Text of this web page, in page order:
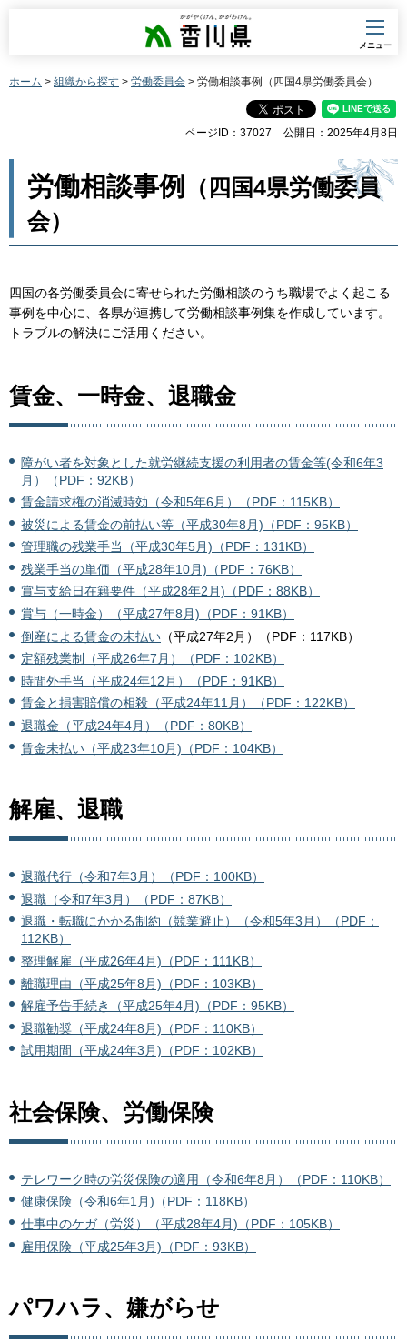
香川県
メニュー
ホーム > 組織から探す > 労働委員会 > 労働相談事例（四国4県労働委員会）
ページID：37027 公開日：2025年4月8日
労働相談事例
（四国4県労働委員
会）
四国の各労働委員会に寄せられた労働相談のうち職場でよく起こる
事例を中心に、各県が連携して労働相談事例集を作成しています。
トラブルの解決にご活用ください。
賃金、一時金、退職金
障がい者を対象とした就労継続支援の利用者の賃金等(令和6年3
月）（PDF：92KB）
賃金請求権の消滅時効（令和5年6月）（PDF：115KB）
被災による賃金の前払い等（平成30年8月)（PDF：95KB）
管理職の残業手当（平成30年5月)（PDF：131KB）
残業手当の単価（平成28年10月)（PDF：76KB）
賞与支給日在籍要件（平成28年2月)（PDF：88KB）
賞与（一時金）（平成27年8月)（PDF：91KB）
倒産による賃金の未払い （平成27年2月）（PDF：117KB）
定額残業制（平成26年7月）（PDF：102KB）
時間外手当（平成24年12月）（PDF：91KB）
賃金と損害賠償の相殺（平成24年11月）（PDF：122KB）
退職金（平成24年4月）（PDF：80KB）
賃金未払い（平成23年10月)（PDF：104KB）
解雇、退職
退職代行（令和7年3月）（PDF：100KB）
退職（令和7年3月）（PDF：87KB）
退職・転職にかかる制約（競業避止）（令和5年3月）（PDF：
112KB）
整理解雇（平成26年4月)（PDF：111KB）
離職理由（平成25年8月)（PDF：103KB）
解雇予告手続き（平成25年4月)（PDF：95KB）
退職勧奨（平成24年8月)（PDF：110KB）
試用期間（平成24年3月)（PDF：102KB）
社会保険、労働保険
テレワーク時の労災保険の適用（令和6年8月）（PDF：110KB）
健康保険（令和6年1月)（PDF：118KB）
仕事中のケガ（労災）（平成28年4月)（PDF：105KB）
雇用保険（平成25年3月)（PDF：93KB）
パワハラ、嫌がらせ